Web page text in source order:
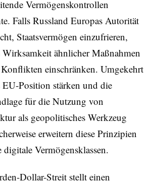
Vermögenskontrollen
Falls Russland Europas Autorität
Staatsvermögen einzufrieren,
ähnlicher Maßnahmen
einschränken. Umgekehrt
Position stärken und die
für die Nutzung von
als geopolitisches Werkzeug
erweitern diese Prinzipien
digitale Vermögensklassen.
Dollar-Streit stellt einen